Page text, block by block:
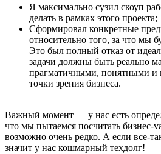
Я максимально сузил скоуп
делать в рамках этого проекта;
Сформировал конкретные
относительно того, за что мы
Это был полный отказ от
задачи должны быть реально
прагматичными, понятными и
точки зрения бизнеса.
Важный момент — у нас есть
что мы пытаемся посчитать бизнес-
возможно очень редко. А если все-
значит у нас кошмарный техдолг!